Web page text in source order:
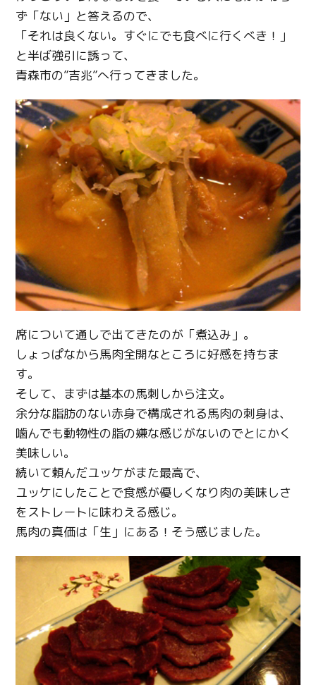
ず「ない」と答えるので、
「それは良くない。すぐにでも食べに行くべき！」
と半ば強引に誘って、
青森市の”吉兆”へ行ってきました。
席について通しで出てきたのが「煮込み」。
しょっぱなから馬肉全開なところに好感を持ちま
す。
そして、まずは基本の馬刺しから注文。
余分な脂肪のない赤身で構成される馬肉の刺身は、
噛んでも動物性の脂の嫌な感じがないのでとにかく
美味しい。
続いて頼んだユッケがまた最高で、
ユッケにしたことで食感が優しくなり肉の美味しさ
をストレートに味わえる感じ。
馬肉の真価は「生」にある！そう感じました。